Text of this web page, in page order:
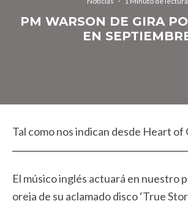
PM WARSON DE GIRA
EN
Tal como nos indican desde Heart of
El músico inglés actuará en nuestro
oreja de su aclamado disco ‘True